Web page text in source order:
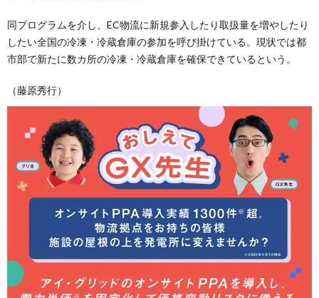
同プログラムを介し、EC物流に新規参入したり取扱量を増やしたり
したい全国の冷凍・冷蔵倉庫の参加を呼び掛けている。現状では都
市部で新たに数カ所の冷凍・冷蔵倉庫を確保できているという。
（藤原秀行）